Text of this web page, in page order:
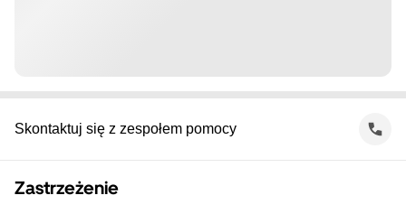
Skontaktuj się z zespołem pomocy
Zastrzeżenie